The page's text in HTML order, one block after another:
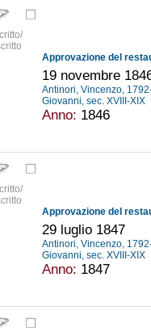
19 novembre
Antinori, Vincenzo,
Giovanni, sec. XVIII-XIX
Anno: 1846
29 luglio 1847
Antinori, Vincenzo,
Giovanni, sec. XVIII-XIX
Anno: 1847